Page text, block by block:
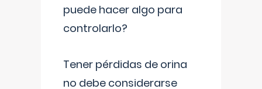
puede hacer algo para
controlarlo?
Tener pérdidas de orina
no debe considerarse